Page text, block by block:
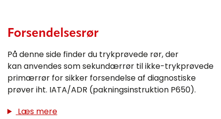
Forsendelsesrør
På denne side finder du trykprøvede rør, der
kan anvendes som sekundærrør til ikke-trykprøvede
primærrør for sikker forsendelse af diagnostiske
prøver iht. IATA/ADR (pakningsinstruktion P650).
Læs mere